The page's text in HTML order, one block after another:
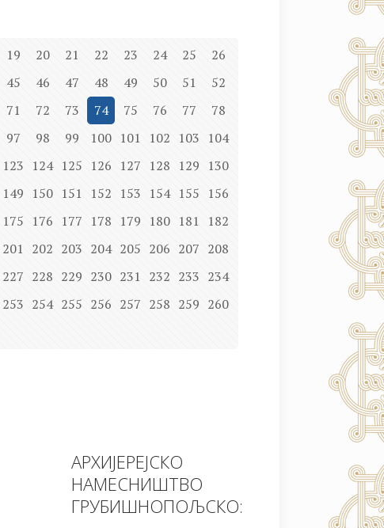
19 20 21 22 23 24 25
26
45 46 47 48 49 50 51
52
71 72 73 74 75 76 77
78
97 98 99 100 101 102 103 104
123 124 125 126 127 128 129 130
149 150 151 152 153 154 155 156
175 176 177 178 179 180 181
182
201 202 203 204 205 206 207 208
227 228 229 230 231 232 233 234
253 254 255 256 257 258 259 260
АРХИЈЕРЕЈСКО
НАМЕСНИШТВО
ГРУБИШНОПОЉСКО: